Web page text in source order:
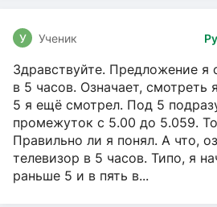
У Ученик
Здравствуйте. Предложение я
в 5 часов. Означает, смотреть
5 я ещё смотрел. Под 5
промежуток с 5.00 до 5.059.
Правильно ли я понял. А что,
телевизор в 5 часов. Типо, я
раньше 5 и в пять в...